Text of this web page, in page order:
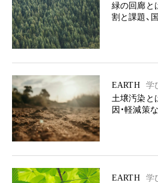
緑の回廊と
割と課題、
EARTH
学
土壌汚染と
因・軽減策
EARTH
学